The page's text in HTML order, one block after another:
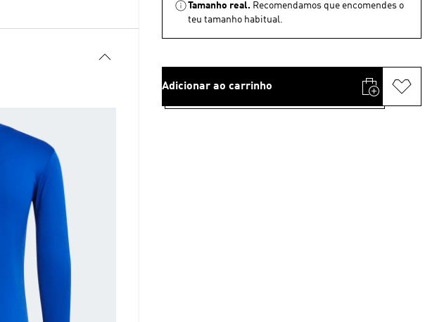
Tamanho real. Recomendamos que encomendes o
teu tamanho habitual.
Adicionar ao carrinho